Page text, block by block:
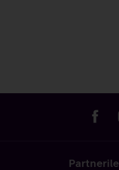
Partnerile